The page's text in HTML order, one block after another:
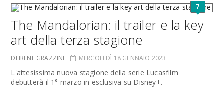
7
The Mandalorian: il trailer e la key
art della terza stagione
DI IRENE GRAZZINI MERCOLEDÌ 18 GENNAIO 2023
L'attesissima nuova stagione della serie Lucasfilm
debutterà il 1° marzo in esclusiva su Disney+.